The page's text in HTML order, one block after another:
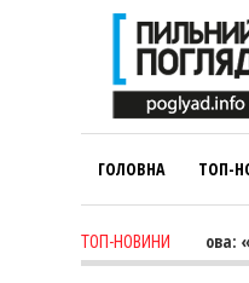
ГОЛОВНА ТОП-
ТОП-НОВИНИ
Лариса Коновалова: «У